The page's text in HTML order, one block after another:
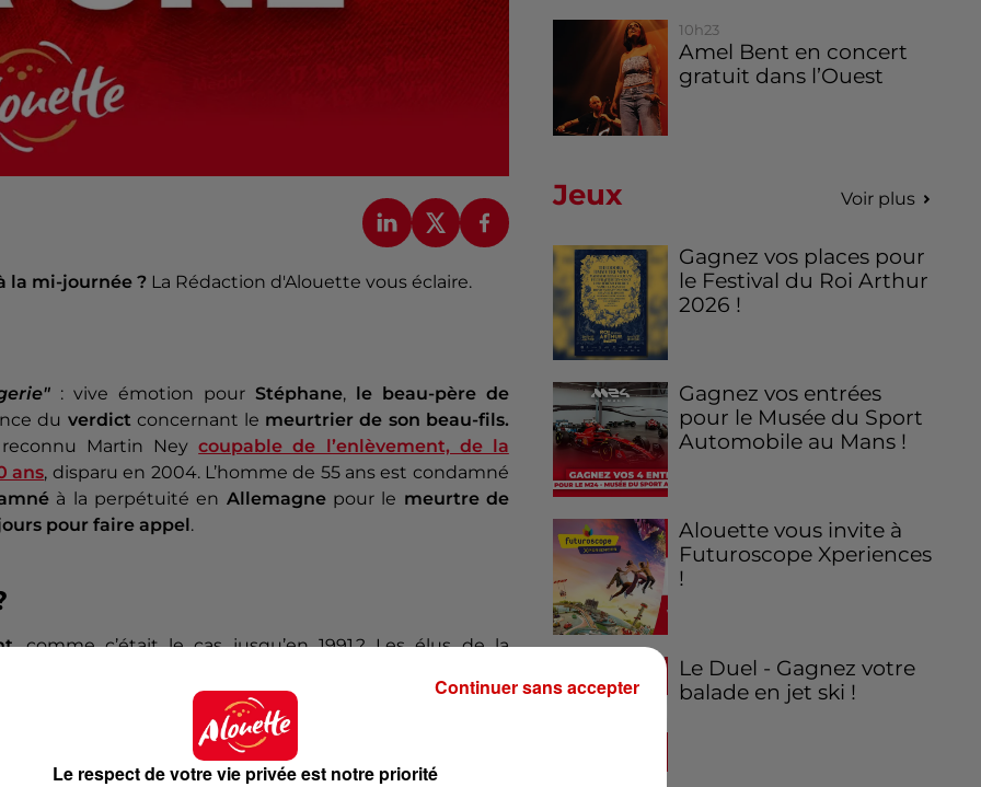
la mi-journée ? La Rédaction d'Alouette vous éclaire.
: vive émotion pour Stéphane, le beau-père de
du verdict concernant le meurtrier de son beau-fils.
Martin Neycoupable de l’enlèvement, de la
ans, disparu en 2004. L’homme de 55 ans est condamné
à la perpétuité en Allemagne pour le meurtre de
pour faire appel.
, comme c’était le cas jusqu’en 1991 ? Les élus de la
le rétablissement d’un péage à l’entrée du pont, afin
l’île à la Charente-Maritime
fête, cette année, ses
l’empruntent
. Chaque été, la population passe à
. Plus d’informations dans
10h23
Amel Bent en concert
gratuit dans l’Ouest
Jeux Voir plus
Gagnez vos places pour
le Festival du Roi Arthur
2026 !
Gagnez vos entrées
pour le Musée du Sport
Automobile au Mans !
Alouette vous invite à
Futuroscope Xperiences
!
Le Duel - Gagnez votre
balade en jet ski !
Le respect de votre vie privée est notre priorité
Continuer sans accepter